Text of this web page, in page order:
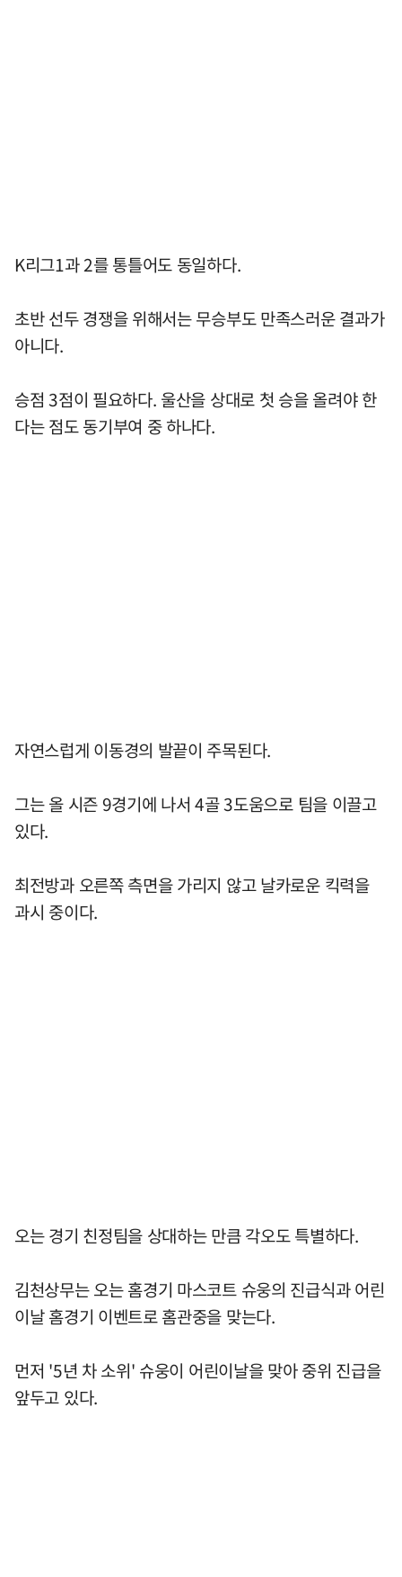
K리그1과 2를 통틀어도 동일하다.
초반 선두 경쟁을 위해서는 무승부도 만족스러운 결과가
아니다.
승점 3점이 필요하다. 울산을 상대로 첫 승을 올려야 한
다는 점도 동기부여 중 하나다.
자연스럽게 이동경의 발끝이 주목된다.
그는 올 시즌 9경기에 나서 4골 3도움으로 팀을 이끌고
있다.
최전방과 오른쪽 측면을 가리지 않고 날카로운 킥력을
과시 중이다.
오는 경기 친정팀을 상대하는 만큼 각오도 특별하다.
김천상무는 오는 홈경기 마스코트 슈웅의 진급식과 어린
이날 홈경기 이벤트로 홈관중을 맞는다.
먼저 '5년 차 소위' 슈웅이 어린이날을 맞아 중위 진급을
앞두고 있다.